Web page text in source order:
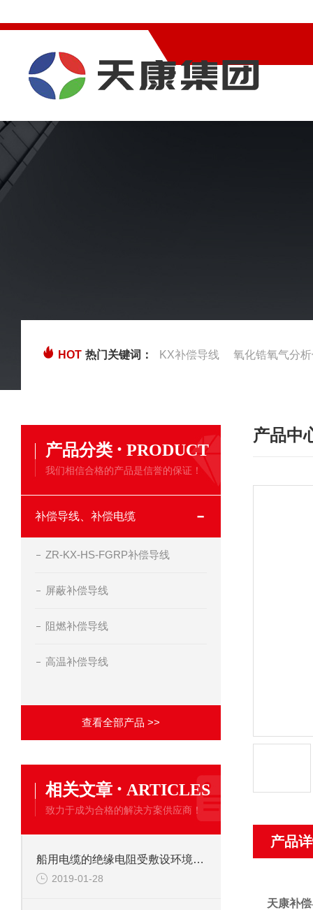
HOT 热门关键词： KX补偿导线 氧化锆氧气分
产品分类 · PRODUCT
我们相信合格的产品是信誉的保证！
补偿导线、补偿电缆
ZR-KX-HS-FGRP补偿导线
屏蔽补偿导线
阻燃补偿导线
高温补偿导线
查看全部产品 >>
相关文章 · ARTICLES
致力于成为合格的解决方案供应商！
船用电缆的绝缘电阻受敷设环境温度有很大关系
2019-01-28
产品中
产品
天康补